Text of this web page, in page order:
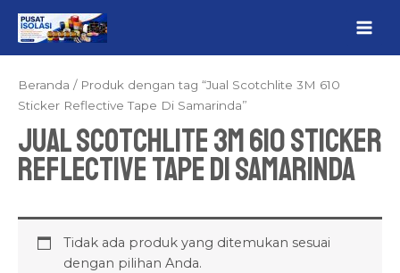
Beranda / Produk dengan tag “Jual Scotchlite 3M 610
Sticker Reflective Tape Di Samarinda”
Jual Scotchlite 3M 610 Sticker
Reflective Tape Di Samarinda
Tidak ada produk yang ditemukan sesuai
dengan pilihan Anda.